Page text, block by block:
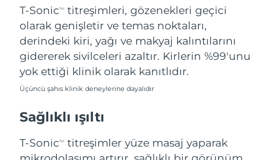
T-SonicTM
titreşimleri, gözenekleri geçici
olarak genişletir ve temas noktaları,
derindeki kiri, yağı ve makyaj kalıntılarını
gidererek sivilceleri azaltır. Kirlerin %99'unu
yok ettiği klinik olarak kanıtlıdır.
Üçüncü şahıs klinik deneylerine dayalıdır
Sağlıklı ışıltı
T-SonicTM
titreşimler yüze masaj yaparak
Katar Tahmini teslim tarihi
Reunion Tahmini teslim tarihi
Romanya Tahmini teslim tarihi
Suudi Arabistan